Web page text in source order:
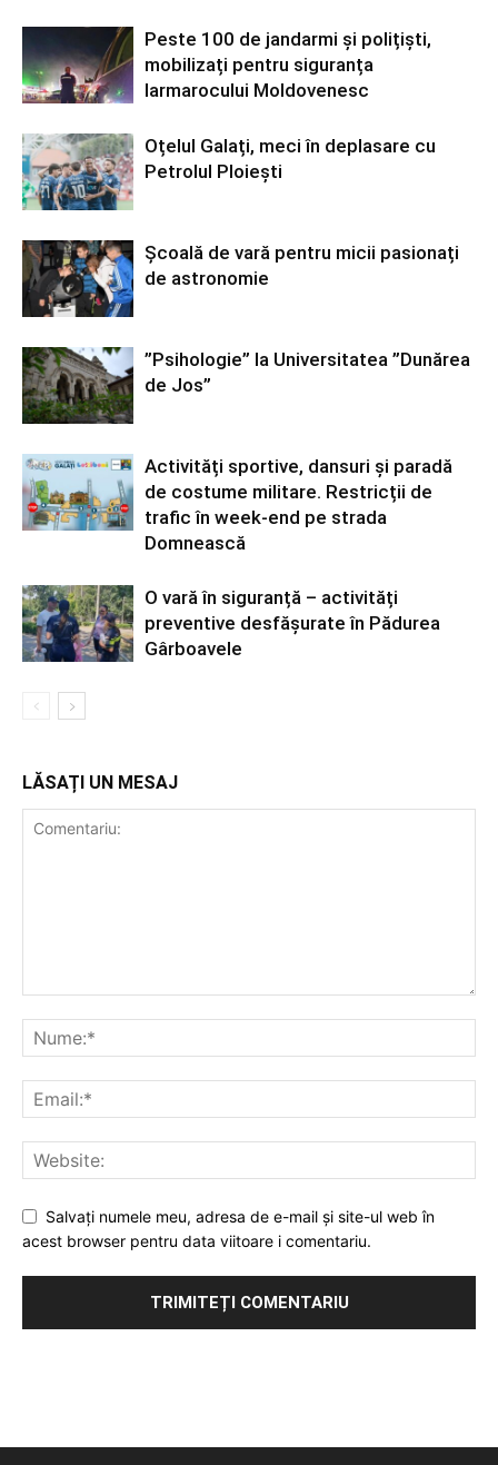
Peste 100 de jandarmi și polițiști,
mobilizați pentru siguranța
Iarmarocului Moldovenesc
Oțelul Galați, meci în deplasare cu
Petrolul Ploiești
Școală de vară pentru micii pasionați
de astronomie
”Psihologie” la Universitatea ”Dunărea
de Jos”
Activități sportive, dansuri și paradă
de costume militare. Restricții de
trafic în week-end pe strada
Domnească
O vară în siguranță – activități
preventive desfășurate în Pădurea
Gârboavele
LĂSAȚI UN MESAJ
Salvați numele meu, adresa de e-mail și site-ul web în
acest browser pentru data viitoare i comentariu.